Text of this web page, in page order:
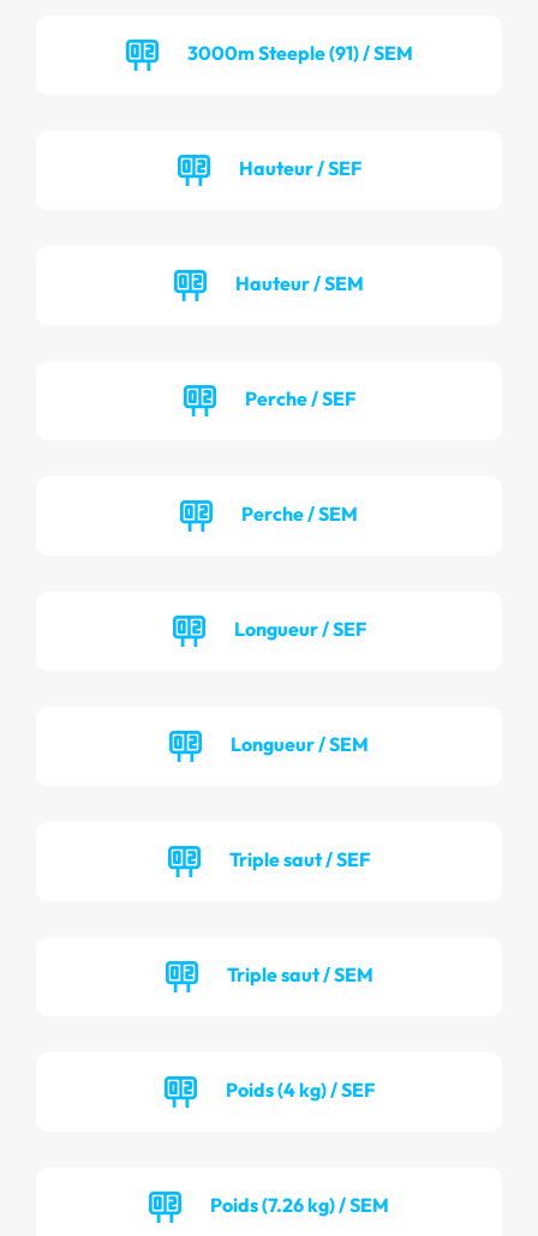
3000m Steeple (91) / SEM
Hauteur / SEF
Hauteur / SEM
Perche / SEF
Perche / SEM
Longueur / SEF
Longueur / SEM
Triple saut / SEF
Triple saut / SEM
Poids (4 kg) / SEF
Poids (7.26 kg) / SEM